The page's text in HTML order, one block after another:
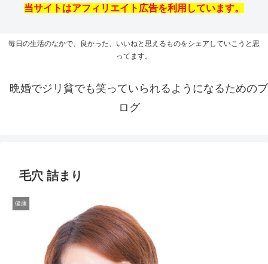
当サイトはアフィリエイト広告を利用しています。
毎日の生活のなかで、良かった、いいねと思えるものをシェアしていこうと思
ってます。
晩婚でジリ貧でも笑っていられるようになるためのブ
ログ
毛穴 詰まり
健康